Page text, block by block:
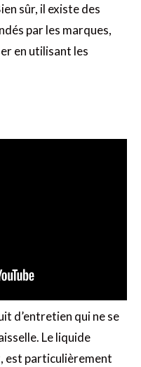
sûr, il existe des
par les marques,
en utilisant les
d’entretien qui ne se
Le liquide
est particulièrement